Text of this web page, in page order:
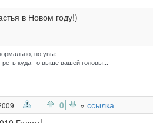
в Новом году!)
но увы:
куда-то выше вашей головы...
0 » ссылка